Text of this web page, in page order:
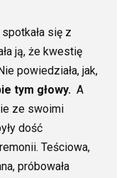
się z
ją, że kwestię
powiedziała, jak,
tym głowy. A
ze swoimi
dość
Teściowa,
próbowała